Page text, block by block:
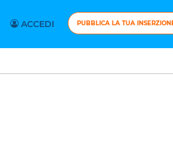
ACCEDI PUBBLICA LA TUA